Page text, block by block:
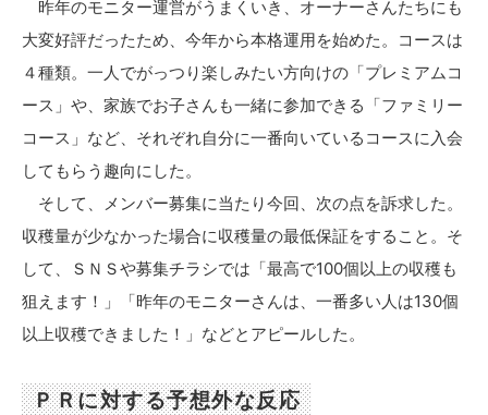
昨年のモニター運営がうまくいき、オーナーさんたちにも
大変好評だったため、今年から本格運用を始めた。コースは
４種類。一人でがっつり楽しみたい方向けの「プレミアムコ
ース」や、家族でお子さんも一緒に参加できる「ファミリー
コース」など、それぞれ自分に一番向いているコースに入会
してもらう趣向にした。
そして、メンバー募集に当たり今回、次の点を訴求した。
収穫量が少なかった場合に収穫量の最低保証をすること。そ
して、ＳＮＳや募集チラシでは「最高で100個以上の収穫も
狙えます！」「昨年のモニターさんは、一番多い人は130個
以上収穫できました！」などとアピールした。
ＰＲに対する予想外な反応